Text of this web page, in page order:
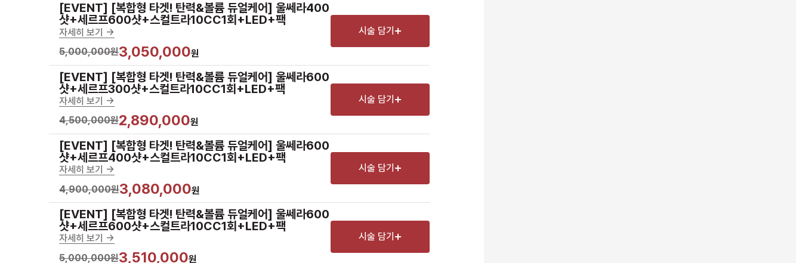
[EVENT] [복합형 타겟! 탄력&볼륨 듀얼케어] 울쎄라400
샷+세르프600샷+스컬트라10CC1회+LED+팩
자세히 보기 ->
5,000,000원3,050,000원
시술 담기
[EVENT] [복합형 타겟! 탄력&볼륨 듀얼케어] 울쎄라600
샷+세르프300샷+스컬트라10CC1회+LED+팩
자세히 보기 ->
4,500,000원2,890,000원
시술 담기
[EVENT] [복합형 타겟! 탄력&볼륨 듀얼케어] 울쎄라600
샷+세르프400샷+스컬트라10CC1회+LED+팩
자세히 보기 ->
4,900,000원3,080,000원
시술 담기
[EVENT] [복합형 타겟! 탄력&볼륨 듀얼케어] 울쎄라600
샷+세르프600샷+스컬트라10CC1회+LED+팩
자세히 보기 ->
5,000,000원3,510,000원
시술 담기